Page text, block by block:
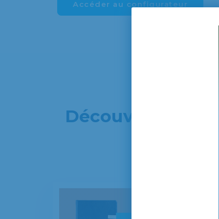
Accéder au configurateur
Découvrez